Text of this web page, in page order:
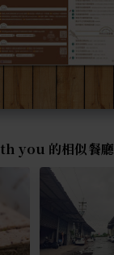
you 的相似餐廳